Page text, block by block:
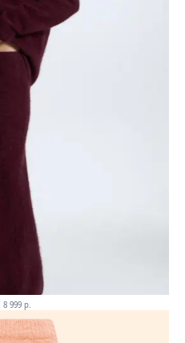
8 999 p.